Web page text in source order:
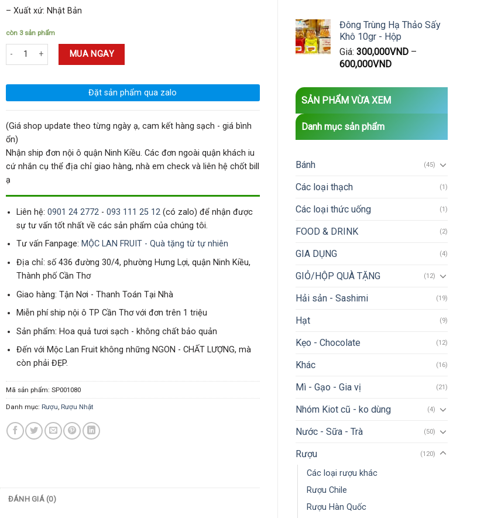
Đông Trùng Hạ Thảo Sấy
Khô 10gr - Hộp
Giá: 300,000VND –
600,000VND
SẢN PHẨM VỪA XEM
Danh mục sản phẩm
Bánh (45)
Các loại thạch (1)
Các loại thức uống (1)
FOOD & DRINK (2)
GIA DỤNG (4)
GIỎ/HỘP QUÀ TẶNG (12)
Hải sản - Sashimi (19)
Hạt (9)
Kẹo - Chocolate (12)
Khác (16)
Mì - Gạo - Gia vị (21)
Nhóm Kiot cũ - ko dùng (4)
Nước - Sữa - Trà (50)
Rượu (120)
Các loại rượu khác
Rượu Chile
Rượu Hàn Quốc
– Xuất xứ: Nhật Bản
còn 3 sản phẩm
Rượu Choya JA Gold Edition 500ml 19% số lượng
MUA NGAY
Đặt sản phẩm qua zalo
(Giá shop update theo từng ngày ạ, cam kết hàng sạch - giá bình
ổn)
Nhận ship đơn nội ô quận Ninh Kiều. Các đơn ngoài quận khách iu
cứ nhắn cụ thể địa chỉ giao hàng, nhà em check và liên hệ chốt bill
ạ
Liên hệ:0901 24 2772 -093 111 25 12 (có zalo) để nhận được
sự tư vấn tốt nhất về các sản phẩm của chúng tôi.
Tư vấn Fanpage: MỘC LAN FRUIT - Quà tặng từ tự nhiên
Địa chỉ: số 436 đường 30/4, phường Hưng Lợi, quận Ninh Kiều,
Thành phố Cần Thơ
Giao hàng: Tận Nơi - Thanh Toán Tại Nhà
Miễn phí ship nội ô TP Cần Thơ với đơn trên 1 triệu
Sản phẩm: Hoa quả tươi sạch - không chất bảo quản
Đến với Mộc Lan Fruit không những NGON - CHẤT LƯỢNG, mà
còn phải ĐẸP.
Mã sản phẩm: SP001080
Danh mục: Rượu, Rượu Nhật
ĐÁNH GIÁ (0)